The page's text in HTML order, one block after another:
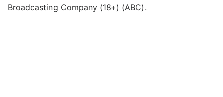
Broadcasting Company (18+) (ABC).